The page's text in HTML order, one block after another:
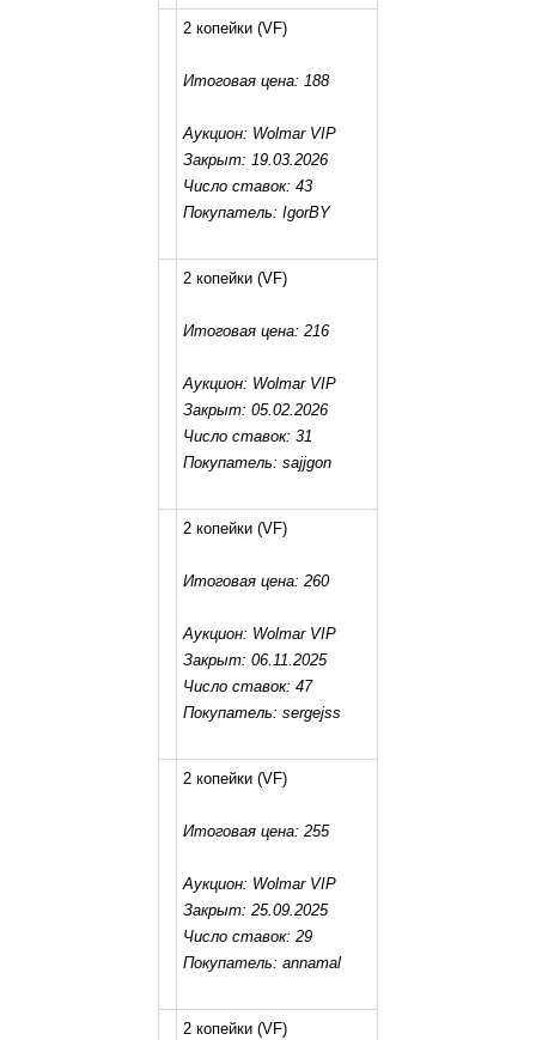
2 копейки (VF)
Итоговая цена: 188
Аукцион: Wolmar VIP
Закрыт: 19.03.2026
Число ставок: 43
Покупатель: IgorBY
2 копейки (VF)
Итоговая цена: 216
Аукцион: Wolmar VIP
Закрыт: 05.02.2026
Число ставок: 31
Покупатель: sajjgon
2 копейки (VF)
Итоговая цена: 260
Аукцион: Wolmar VIP
Закрыт: 06.11.2025
Число ставок: 47
Покупатель: sergejss
2 копейки (VF)
Итоговая цена: 255
Аукцион: Wolmar VIP
Закрыт: 25.09.2025
Число ставок: 29
Покупатель: annamal
2 копейки (VF)